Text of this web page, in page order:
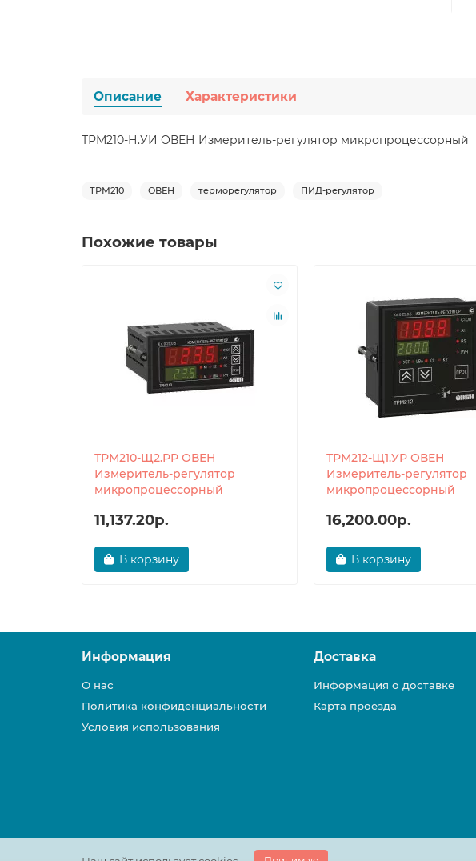
Описание Характеристики
ТРМ210-Н.УИ ОВЕН Измеритель-регулятор микропроцессорный
ТРМ210 ОВЕН терморегулятор ПИД-регулятор
Похожие товары
ТРМ210-Щ2.РР ОВЕН
Измеритель-регулятор
микропроцессорный
11,137.20р.
В корзину
ТРМ212-Щ1.УР ОВЕН
Измеритель-регулятор
микропроцессорный
16,200.00р.
В корзину
Информация
О нас
Политика конфиденциальности
Условия использования
Доставка
Информация о доставке
Карта проезда